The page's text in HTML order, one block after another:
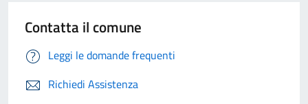
Contatta il comune
Leggi le domande frequenti
Richiedi Assistenza